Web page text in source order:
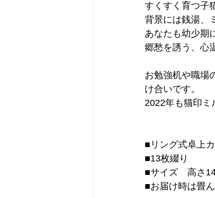
カテゴリー 1 カテゴリー 2
すくすく育つ子
背景には銭湯、
あなたも幼少期
郷愁を誘う、心
お勉強机や職場
け合いです。
2022年も猫印ミ
■リング式卓上
■13枚綴り
■サイズ　高さ
■お届け時は畳